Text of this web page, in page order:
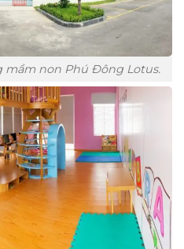
mầm non Phú Đông Lotus.